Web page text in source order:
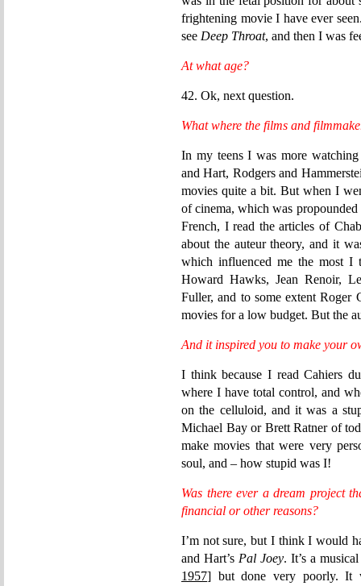
frightening movie I have ever
see Deep Throat, and then I was
At what age?
42. Ok, next question.
What where the films and
In my teens I was more
and Hart, Rodgers and
movies quite a bit. But when I
of cinema, which was
French, I read the articles of
about the auteur theory, and it
which influenced me the most I
Howard Hawks, Jean Renoir,
Fuller, and to some extent Roger
movies for a low budget. But the
And it inspired you to make your
I think because I read Cahiers
where I have total control, and
on the celluloid, and it was a
Michael Bay or Brett Ratner of
make movies that were very
soul, and – how stupid was I!
Was there ever a dream project
financial or other reasons?
I’m not sure, but I think I would
and Hart’s Pal Joey. It’s a
1957] but done very poorly. It